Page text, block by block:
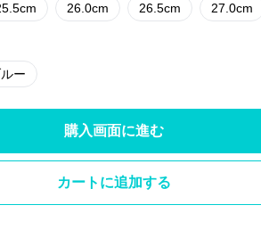
26.0cm 26.5cm 27.0cm
ー
購入画面に進む
カートに追加する